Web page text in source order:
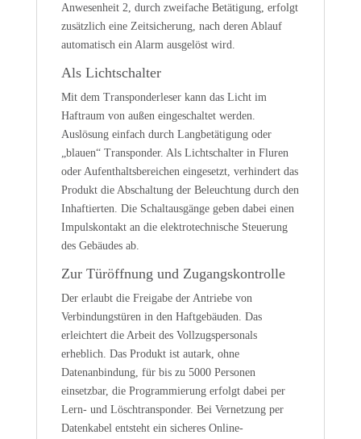
Anwesenheit 2, durch zweifache Betätigung, erfolgt
zusätzlich eine Zeitsicherung, nach deren Ablauf
automatisch ein Alarm ausgelöst wird.
Als Lichtschalter
Mit dem Transponderleser kann das Licht im
Haftraum von außen eingeschaltet werden.
Auslösung einfach durch Langbetätigung oder
„blauen“ Transponder. Als Lichtschalter in Fluren
oder Aufenthaltsbereichen eingesetzt, verhindert das
Produkt die Abschaltung der Beleuchtung durch den
Inhaftierten. Die Schaltausgänge geben dabei einen
Impulskontakt an die elektrotechnische Steuerung
des Gebäudes ab.
Zur Türöffnung und Zugangskontrolle
Der erlaubt die Freigabe der Antriebe von
Verbindungstüren in den Haftgebäuden. Das
erleichtert die Arbeit des Vollzugspersonals
erheblich. Das Produkt ist autark, ohne
Datenanbindung, für bis zu 5000 Personen
einsetzbar, die Programmierung erfolgt dabei per
Lern- und Löschtransponder. Bei Vernetzung per
Datenkabel entsteht ein sicheres Online-